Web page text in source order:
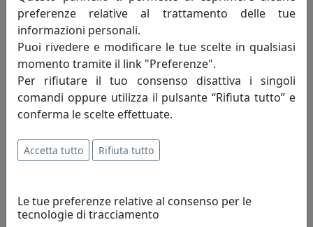
Progetti
606,00 €
preferenze relative al trattamento delle tue
informazioni personali.
Puoi rivedere e modificare le tue scelte in qualsiasi
momento tramite il link "Preferenze".
Per rifiutare il tuo consenso disattiva i singoli
comandi oppure utilizza il pulsante “Rifiuta tutto” e
conferma le scelte effettuate.
Accetta tutto Rifiuta tutto
Le tue preferenze relative al consenso per le
tecnologie di tracciamento